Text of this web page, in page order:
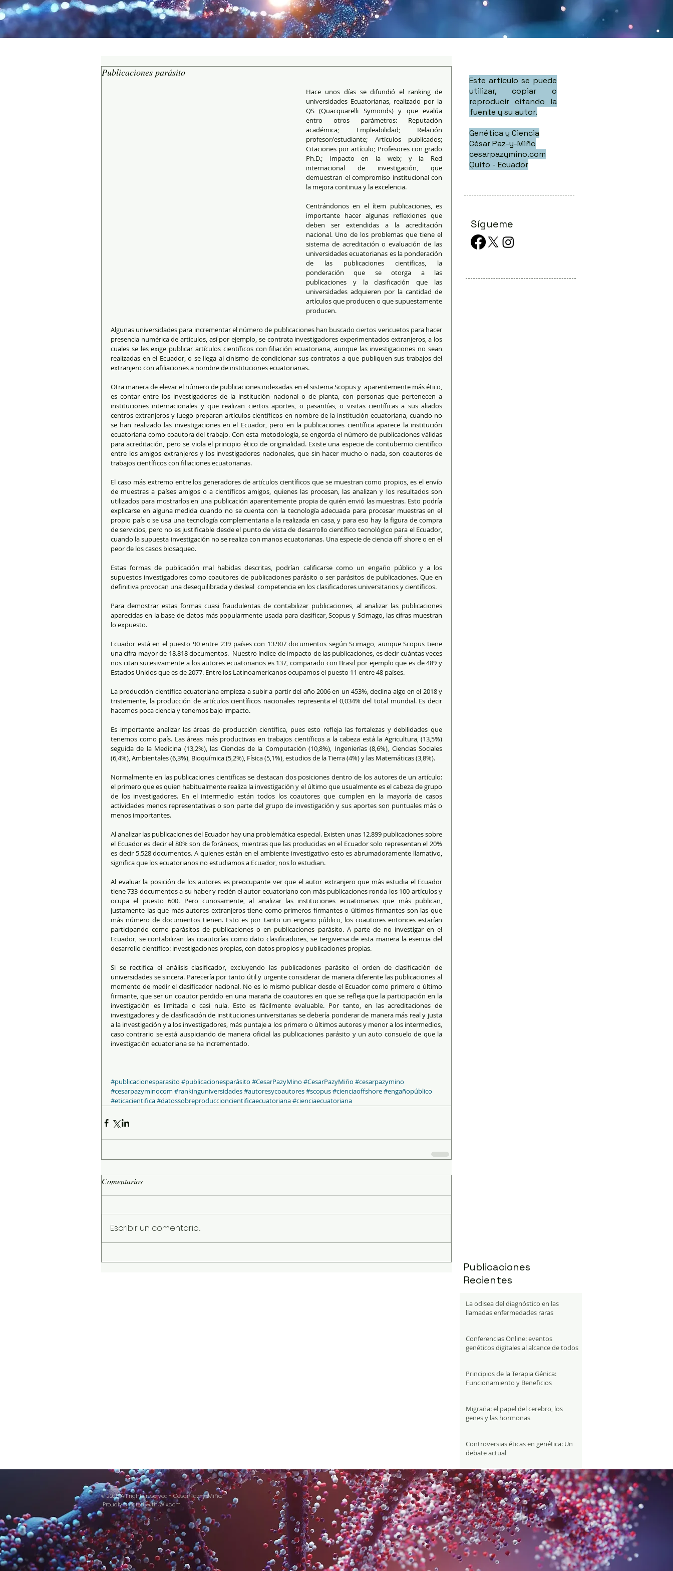
Publicaciones parásito
Hace unos días se difundió el ranking de
universidades Ecuatorianas, realizado por la
QS (Quacquarelli Symonds) y que evalúa
entro otros parámetros: Reputación
académica; Empleabilidad; Relación
profesor/estudiante; Artículos publicados;
Citaciones por artículo; Profesores con grado
Ph.D.; Impacto en la web; y la Red
internacional de investigación, que
demuestran el compromiso institucional con
la mejora continua y la excelencia.
Centrándonos en el ítem publicaciones, es
importante hacer algunas reflexiones que
deben ser extendidas a la acreditación
nacional. Uno de los problemas que tiene el
sistema de acreditación o evaluación de las
universidades ecuatorianas es la ponderación
de las publicaciones científicas, la
ponderación que se otorga a las
publicaciones y la clasificación que las
universidades adquieren por la cantidad de
artículos que producen o que supuestamente
producen.
Algunas universidades para incrementar el número de publicaciones han buscado ciertos vericuetos para hacer
presencia numérica de artículos, así por ejemplo, se contrata investigadores experimentados extranjeros, a los
cuales se les exige publicar artículos científicos con filiación ecuatoriana, aunque las investigaciones no sean
realizadas en el Ecuador, o se llega al cinismo de condicionar sus contratos a que publiquen sus trabajos del
extranjero con afiliaciones a nombre de instituciones ecuatorianas.
Otra manera de elevar el número de publicaciones indexadas en el sistema Scopus y  aparentemente más ético,
es contar entre los investigadores de la institución nacional o de planta, con personas que pertenecen a
instituciones internacionales y que realizan ciertos aportes, o pasantías, o visitas científicas a sus aliados
centros extranjeros y luego preparan artículos científicos en nombre de la institución ecuatoriana, cuando no
se han realizado las investigaciones en el Ecuador, pero en la publicaciones científica aparece la institución
ecuatoriana como coautora del trabajo. Con esta metodología, se engorda el número de publicaciones válidas
para acreditación, pero se viola el principio ético de originalidad. Existe una especie de contubernio científico
entre los amigos extranjeros y los investigadores nacionales, que sin hacer mucho o nada, son coautores de
trabajos científicos con filiaciones ecuatorianas.
El caso más extremo entre los generadores de artículos científicos que se muestran como propios, es el envío
de muestras a países amigos o a científicos amigos, quienes las procesan, las analizan y los resultados son
utilizados para mostrarlos en una publicación aparentemente propia de quién envió las muestras. Esto podría
explicarse en alguna medida cuando no se cuenta con la tecnología adecuada para procesar muestras en el
propio país o se usa una tecnología complementaria a la realizada en casa, y para eso hay la figura de compra
de servicios, pero no es justificable desde el punto de vista de desarrollo científico tecnológico para el Ecuador,
cuando la supuesta investigación no se realiza con manos ecuatorianas. Una especie de ciencia off shore o en el
peor de los casos biosaqueo.
Estas formas de publicación mal habidas descritas, podrían calificarse como un engaño público y a los
supuestos investigadores como coautores de publicaciones parásito o ser parásitos de publicaciones. Que en
definitiva provocan una desequilibrada y desleal  competencia en los clasificadores universitarios y científicos.
Para demostrar estas formas cuasi fraudulentas de contabilizar publicaciones, al analizar las publicaciones
aparecidas en la base de datos más popularmente usada para clasificar, Scopus y Scimago, las cifras muestran
lo expuesto.
Ecuador está en el puesto 90 entre 239 países con 13.907 documentos según Scimago, aunque Scopus tiene
una cifra mayor de 18.818 documentos.  Nuestro índice de impacto de las publicaciones, es decir cuántas veces
nos citan sucesivamente a los autores ecuatorianos es 137, comparado con Brasil por ejemplo que es de 489 y
Estados Unidos que es de 2077. Entre los Latinoamericanos ocupamos el puesto 11 entre 48 países.
La producción científica ecuatoriana empieza a subir a partir del año 2006 en un 453%, declina algo en el 2018 y
tristemente, la producción de artículos científicos nacionales representa el 0,034% del total mundial. Es decir
hacemos poca ciencia y tenemos bajo impacto.
Es importante analizar las áreas de producción científica, pues esto refleja las fortalezas y debilidades que
tenemos como país. Las áreas más productivas en trabajos científicos a la cabeza está la Agricultura, (13,5%)
seguida de la Medicina (13,2%), las Ciencias de la Computación (10,8%), Ingenierías (8,6%), Ciencias Sociales
(6,4%), Ambientales (6,3%), Bioquímica (5,2%), Física (5,1%), estudios de la Tierra (4%) y las Matemáticas (3,8%).
Normalmente en las publicaciones científicas se destacan dos posiciones dentro de los autores de un artículo:
el primero que es quien habitualmente realiza la investigación y el último que usualmente es el cabeza de grupo
de los investigadores. En el intermedio están todos los coautores que cumplen en la mayoría de casos
actividades menos representativas o son parte del grupo de investigación y sus aportes son puntuales más o
menos importantes.
Al analizar las publicaciones del Ecuador hay una problemática especial. Existen unas 12.899 publicaciones sobre
el Ecuador es decir el 80% son de foráneos, mientras que las producidas en el Ecuador solo representan el 20%
es decir 5.528 documentos. A quienes están en el ambiente investigativo esto es abrumadoramente llamativo,
significa que los ecuatorianos no estudiamos a Ecuador, nos lo estudian.
Al evaluar la posición de los autores es preocupante ver que el autor extranjero que más estudia el Ecuador
tiene 733 documentos a su haber y recién el autor ecuatoriano con más publicaciones ronda los 100 artículos y
ocupa el puesto 600. Pero curiosamente, al analizar las instituciones ecuatorianas que más publican,
justamente las que más autores extranjeros tiene como primeros firmantes o últimos firmantes son las que
más número de documentos tienen. Esto es por tanto un engaño público, los coautores entonces estarían
participando como parásitos de publicaciones o en publicaciones parásito. A parte de no investigar en el
Ecuador, se contabilizan las coautorías como dato clasificadores, se tergiversa de esta manera la esencia del
desarrollo científico: investigaciones propias, con datos propios y publicaciones propias.
Si se rectifica el análisis clasificador, excluyendo las publicaciones parásito el orden de clasificación de
universidades se sincera. Parecería por tanto útil y urgente considerar de manera diferente las publicaciones al
momento de medir el clasificador nacional. No es lo mismo publicar desde el Ecuador como primero o último
firmante, que ser un coautor perdido en una maraña de coautores en que se refleja que la participación en la
investigación es limitada o casi nula. Esto es fácilmente evaluable. Por tanto, en las acreditaciones de
investigadores y de clasificación de instituciones universitarias se debería ponderar de manera más real y justa
a la investigación y a los investigadores, más puntaje a los primero o últimos autores y menor a los intermedios,
caso contrario se está auspiciando de manera oficial las publicaciones parásito y un auto consuelo de que la
investigación ecuatoriana se ha incrementado.
#publicacionesparasito #publicacionesparásito #CesarPazyMino #CesarPazyMiño #cesarpazymino
#cesarpazyminocom #rankinguniversidades#autoresycoautores#scopus#cienciaoffshore#engañopúblico
#eticacientifica#datossobreproduccioncientificaecuatoriana#cienciaecuatoriana
Comentarios
Escribir un comentario...
Este artículo se puede
utilizar, copiar o
reproducir citando la
fuente y su autor.
Genética y Ciencia
César Paz-y-Miño
cesarpazymino.com
Quito - Ecuador
Sígueme
Publicaciones
Recientes
La odisea del diagnóstico en las
llamadas enfermedades raras
Conferencias Online: eventos
genéticos digitales al alcance de todos
Principios de la Terapia Génica:
Funcionamiento y Beneficios
Migraña: el papel del cerebro, los
genes y las hormonas
Controversias éticas en genética: Un
debate actual
© 2025 All rights reserved - César Paz-y-Miño.
Proudly created withWix.com.